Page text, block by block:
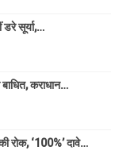
डरे सूर्या,…
बाधित, कराधान…
रोक, ‘100%’ दावे…